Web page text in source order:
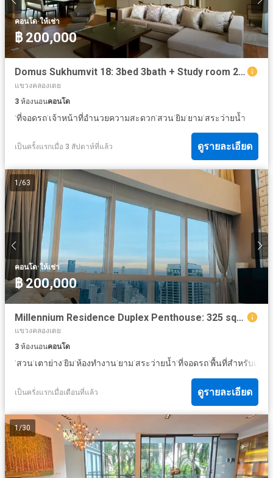
คอนโด·ให้เช่า
฿ 200,000
Domus Sukhumvit 18: 3bed 3bath + Study room 250sqm. 200k/mth. Am: 065619----
แขวงคลองเตย
3 ห้องนอนคอนโด
·ที่จอดรถ·เจ้าหน้าที่อำนวยความสะดวก·สวน·ยิม·ยาม·สระว่ายน้ำ
เป็นครั้งแรกเมื่อ 3 สัปดาห์ที่แล้ว ดูรายละเอียด
1 /63
คอนโด·ให้เช่า
฿ 200,000
Millennium Residence Duplex Penthouse: 325 sqm 4X Floor 3bed 4bath 75,000,000 Am: 065619----
แขวงคลองเตย
3 ห้องนอนคอนโด
·สวน·เตาย่าง·ยิม·ห้องทำงาน·ยาม·สระว่ายน้ำ·ที่จอดรถ·พื้นที่สำหรับเด็ก
เป็นครั่งแรกเมื่อเดือนที่แล้ว ดูรายละเอียด
1/30